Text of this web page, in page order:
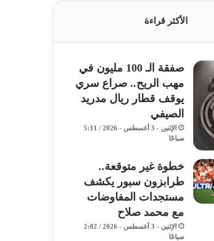
الأكثر قراءة
صفقة الـ 100 مليون في
مهب الريح.. صراع سري
يوقف قطار ريال مدريد
الصيفي
الإثنين - 3 أغسطس - 2026 / 5:11
صباحًا
خطوة غير متوقعة..
طرابزون سبور يكشف
مستجدات المفاوضات
مع محمد صلاح
الإثنين - 3 أغسطس - 2026 / 2:02
صباحًا